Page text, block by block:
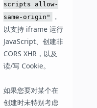
scripts allow-
same-origin"
，
以支持 iframe 运行
JavaScript、创建非
CORS XHR，以及
读/写 Cookie。
如果您要对某个在
创建时未特别考虑